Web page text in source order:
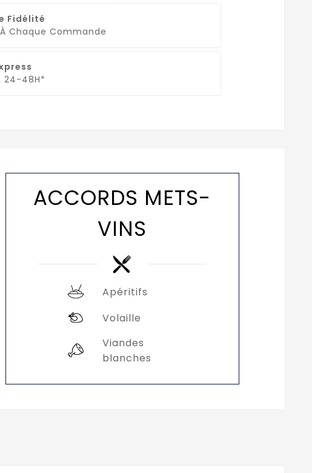
Fidélité
Chaque Commande
24-48H*
ACCORDS METS-
VINS
Apéritifs
Volaille
Viandes
blanches